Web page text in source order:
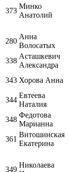
373
Минко
Анатолий
280
Анна
Волосатых
338
Асташкевич
Александра
343 Хорова Анна
344
Евтеева
Наталия
348
Федотова
Марианна
361
Витошинская
Екатерина
349
Николаева